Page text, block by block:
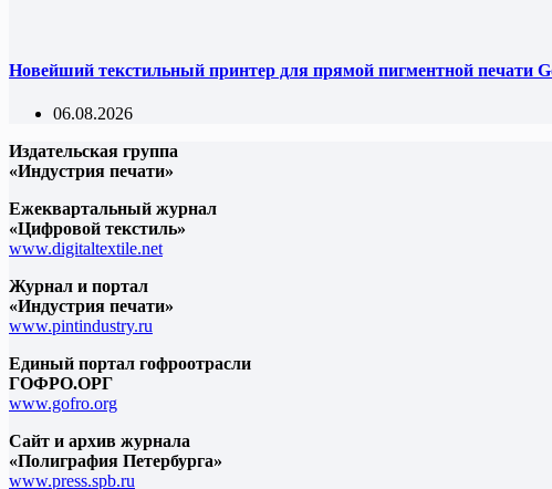
Новейший текстильный принтер для прямой пигментной печати
06.08.2026
Издательская группа
«Индустрия печати»
Ежеквартальный журнал
«Цифровой текстиль»
www.digitaltextile.net
Журнал и портал
«Индустрия печати»
www.pintindustry.ru
Единый портал гофроотрасли
ГОФРО.ОРГ
www.gofro.org
Сайт и архив журнала
«Полиграфия Петербурга»
www.press.spb.ru